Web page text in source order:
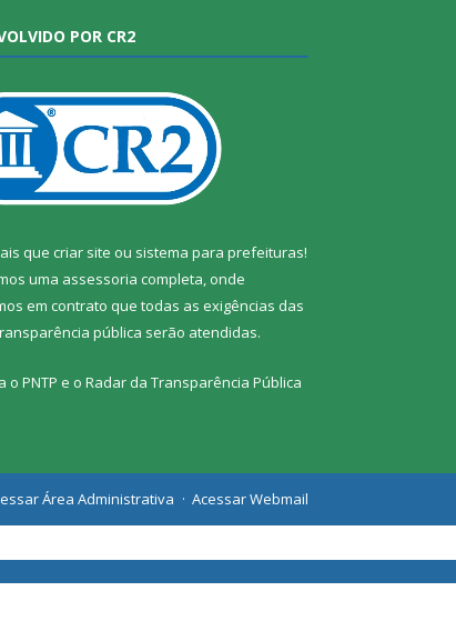
POR CR2
que criar site ou sistema para prefeituras!
uma assessoria completa, onde
em contrato que todas as exigências das
pública serão atendidas.
o PNTP e o Radar da Transparência Pública
Área Administrativa Acessar Webmail